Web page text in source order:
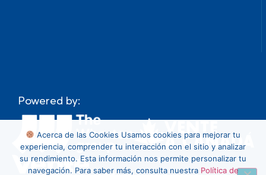
Powered by:
Acerca de las Cookies Usamos cookies para mejorar tu
experiencia, comprender tu interacción con el sitio y analizar
su rendimiento. Esta información nos permite personalizar tu
navegación. Para saber más, consulta nuestra Política de